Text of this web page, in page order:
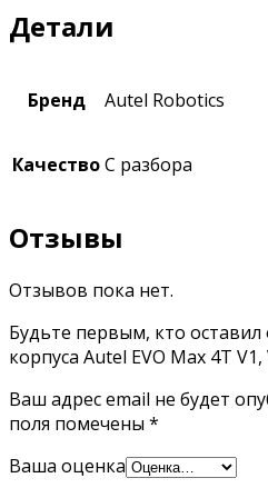
Детали
Бренд Autel Robotics
КачествоС разбора
Отзывы
Отзывов пока нет.
Будьте первым, кто оставил
корпуса Autel EVO Max 4T V1,
Ваш адрес email не будет
поля помечены *
Ваша оценка